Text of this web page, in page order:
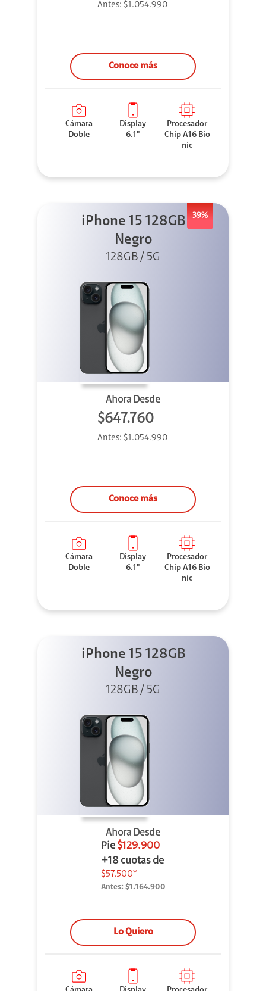
Antes:$1.054.990
Conoce más
Cámara
Doble
Display
6.1"
Procesador
Chip A16 Bio
nic
39%
iPhone 15 128GB
Negro
128GB / 5G
Ahora Desde
$647.760
Antes:$1.054.990
Conoce más
Cámara
Doble
Display
6.1"
Procesador
Chip A16 Bio
nic
iPhone 15 128GB
Negro
128GB / 5G
Ahora Desde
Pie $129.900
+18 cuotas de
$57.500*
Antes: $1.164.900
Lo Quiero